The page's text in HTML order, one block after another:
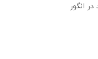
انگور